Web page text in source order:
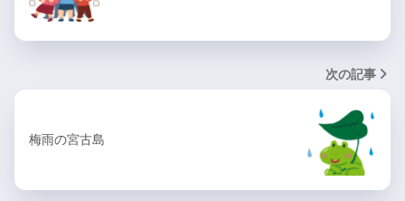
次の記事
梅雨の宮古島